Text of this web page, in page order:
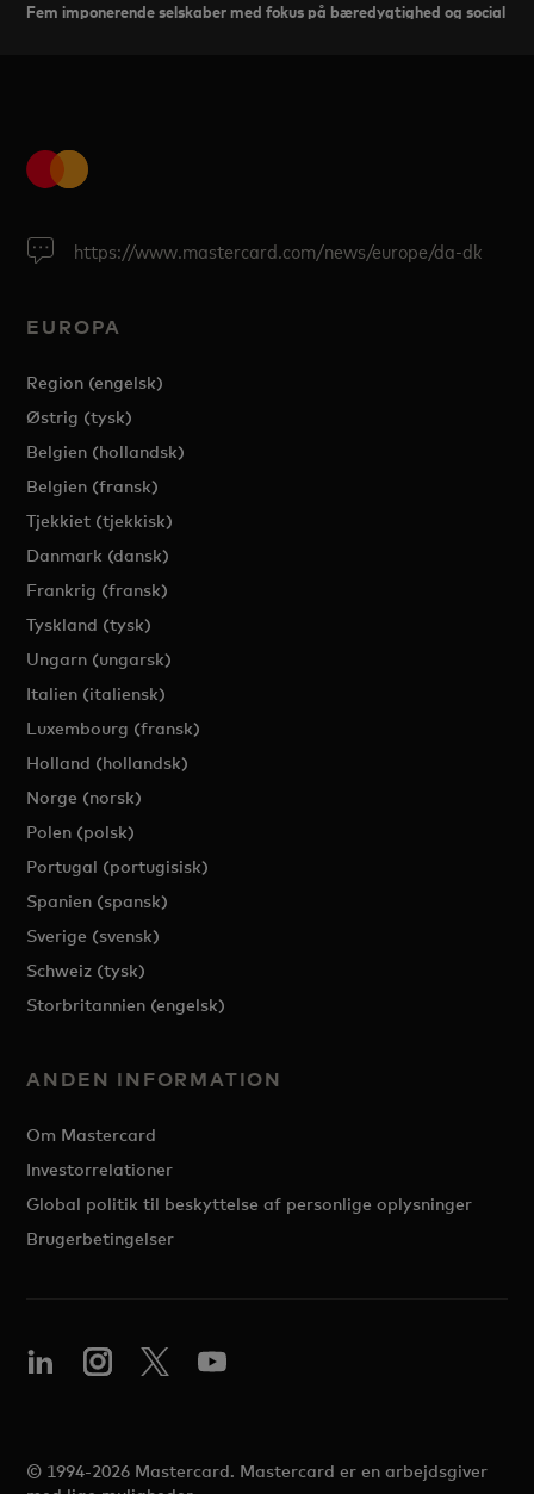
Fem imponerende selskaber med fokus på bæredygtighed og social
https://www.mastercard.com/news/europe/da-dk
EUROPA
Region (engelsk)
Østrig (tysk)
Belgien (hollandsk)
Belgien (fransk)
Tjekkiet (tjekkisk)
Danmark (dansk)
Frankrig (fransk)
Tyskland (tysk)
Ungarn (ungarsk)
Italien (italiensk)
Luxembourg (fransk)
Holland (hollandsk)
Norge (norsk)
Polen (polsk)
Portugal (portugisisk)
Spanien (spansk)
Sverige (svensk)
Schweiz (tysk)
Storbritannien (engelsk)
ANDEN INFORMATION
Om Mastercard
Investorrelationer
Global politik til beskyttelse af personlige oplysninger
Brugerbetingelser
© 1994-2026 Mastercard. Mastercard er en arbejdsgiver